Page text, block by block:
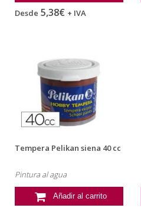
Desde 5,38€ + IVA
Tempera Pelikan siena 40 cc
Pintura al agua
Añadir al carrito